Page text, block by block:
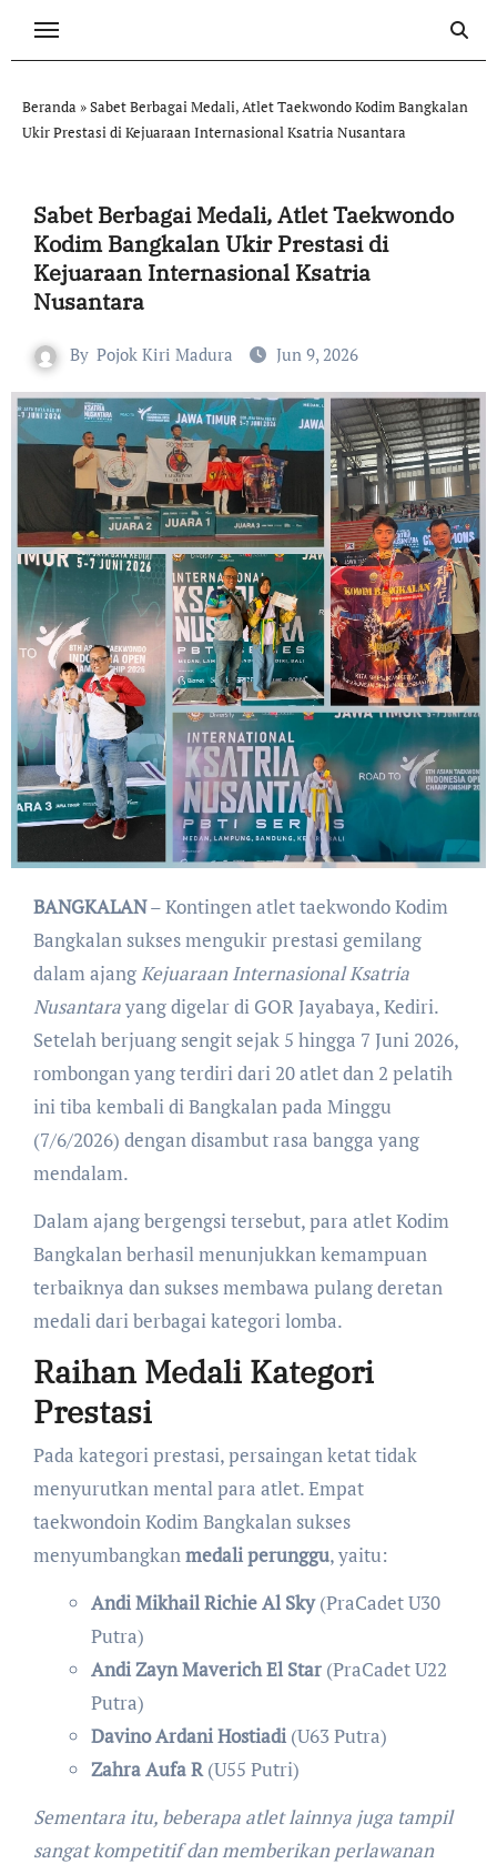
Beranda »Sabet Berbagai Medali, Atlet Taekwondo Kodim Bangkalan
Ukir Prestasi di Kejuaraan Internasional Ksatria Nusantara
Sabet Berbagai Medali, Atlet Taekwondo
Kodim Bangkalan Ukir Prestasi di
Kejuaraan Internasional Ksatria
Nusantara
By Pojok Kiri Madura Jun 9, 2026
BANGKALAN– Kontingen atlet taekwondo Kodim
Bangkalan sukses mengukir prestasi gemilang
dalam ajang Kejuaraan Internasional Ksatria
Nusantarayang digelar di GOR Jayabaya, Kediri.
Setelah berjuang sengit sejak 5 hingga 7 Juni 2026,
rombongan yang terdiri dari 20 atlet dan 2 pelatih
ini tiba kembali di Bangkalan pada Minggu
(7/6/2026) dengan disambut rasa bangga yang
mendalam.
​Dalam ajang bergengsi tersebut, para atlet Kodim
Bangkalan berhasil menunjukkan kemampuan
terbaiknya dan sukses membawa pulang deretan
medali dari berbagai kategori lomba.
Raihan Medali Kategori
Prestasi
​Pada kategori prestasi, persaingan ketat tidak
menyurutkan mental para atlet. Empat
taekwondoin Kodim Bangkalan sukses
menyumbangkanmedali perunggu, yaitu:
Andi Mikhail Richie Al Sky(PraCadet U30
Putra)
Andi Zayn Maverich El Star(PraCadet U22
Putra)
Davino Ardani Hostiadi(U63 Putra)
Zahra Aufa R(U55 Putri)
Sementara itu, beberapa atlet lainnya juga tampil
sangat kompetitif dan memberikan perlawanan